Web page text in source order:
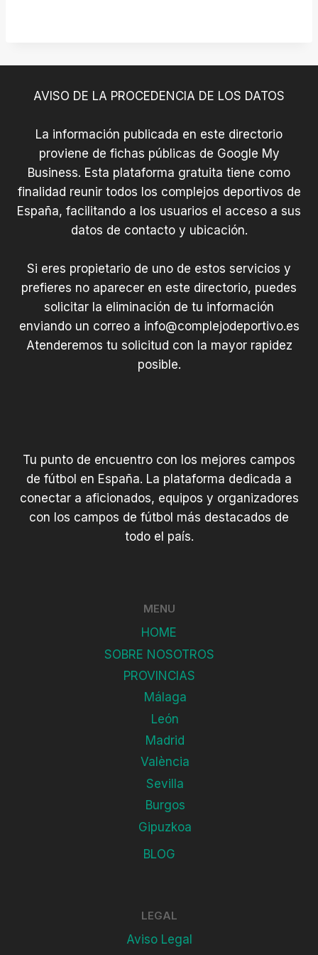
AVISO DE LA PROCEDENCIA DE LOS DATOS
La información publicada en este directorio
proviene de fichas públicas de Google My
Business. Esta plataforma gratuita tiene como
finalidad reunir todos los complejos deportivos de
España, facilitando a los usuarios el acceso a sus
datos de contacto y ubicación.
Si eres propietario de uno de estos servicios y
prefieres no aparecer en este directorio, puedes
solicitar la eliminación de tu información
enviando un correo a info@complejodeportivo.es
Atenderemos tu solicitud con la mayor rapidez
posible.
Tu punto de encuentro con los mejores campos
de fútbol en España. La plataforma dedicada a
conectar a aficionados, equipos y organizadores
con los campos de fútbol más destacados de
todo el país.
MENU
HOME
SOBRE NOSOTROS
PROVINCIAS
Málaga
León
Madrid
València
Sevilla
Burgos
Gipuzkoa
BLOG
LEGAL
Aviso Legal